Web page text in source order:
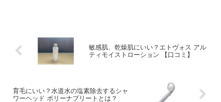
敏感肌、乾燥肌にいい？エトヴォス アル
ティモイストローション 【口コミ】
育毛にいい？水道水の塩素除去するシャ
ワーヘッド ボリーナプリートとは？